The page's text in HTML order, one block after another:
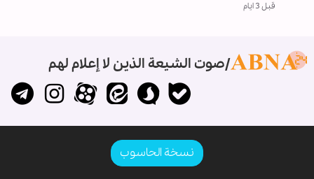
قبل 3 ايام
صوت الشيعة الذين لا إعلام لهم
نسخة الحاسوب